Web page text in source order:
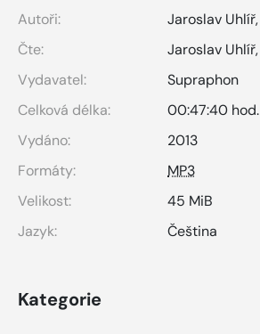
Autoři: Jaroslav Uhlíř,
Čte:
Jaroslav Uhlíř,
Vydavatel:
Supraphon
Celková délka:
00:47:40 hod.
Vydáno:
2013
Formáty:
MP3
Velikost:
45 MiB
Jazyk:
Čeština
Kategorie